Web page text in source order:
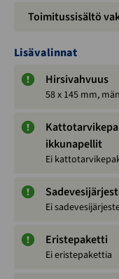
Toimitussisältö
Lisävalinnat
Hirsivahvuus
58 x 145 mm,
ikkunapellit
Ei
Ei
Eristepaketti
Ei eristepakettia